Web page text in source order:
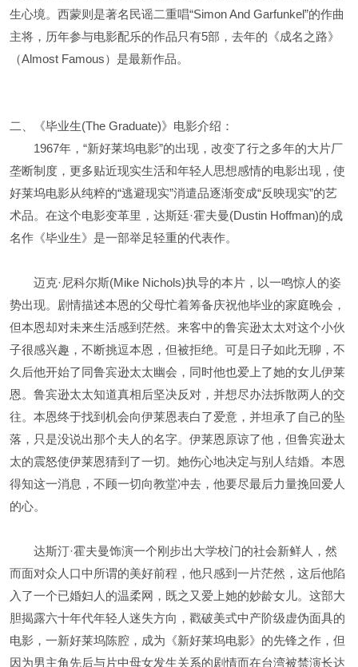
生心境。西蒙则是著名民谣二重唱“Simon And Garfunkel”的作曲
主将，历年参与电影配乐的作品只有5部，去年的《成名之路》
（Almost Famous）是最新作品。
二、《毕业生(The Graduate)》电影介绍：
1967年，“新好莱坞电影”的出现，改变了行之多年的大片厂
垄断制度，更多贴近现实生活和年轻人思想感情的电影出现，使
好莱坞电影从纯粹的“逃避现实”消遣品逐渐变成“反映现实”的艺
术品。在这个电影变革里，达斯廷·霍夫曼(Dustin Hoffman)的成
名作《毕业生》是一部举足轻重的代表作。
迈克·尼科尔斯(Mike Nichols)执导的本片，以一鸣惊人的姿
势出现。剧情描述本恩的父母忙着筹备庆祝他毕业的家庭晚会，
但本恩却对未来生活感到茫然。来客中的鲁宾逊太太对这个小伙
子很感兴趣，不断挑逗本恩，但被拒绝。可是日子如此无聊，不
久后他开始了同鲁宾逊太太幽会，同时他也爱上了她的女儿伊莱
恩。鲁宾逊太太知道真相后坚决反对，并想尽办法拆散两人的交
往。本恩终于找到机会向伊莱恩表白了爱意，并坦承了自己的坠
落，只是没说出那个夫人的名字。伊莱恩原谅了他，但鲁宾逊太
太的震怒使伊莱恩猜到了一切。她伤心地决定与别人结婚。本恩
得知这一消息，不顾一切向教堂冲去，他要尽最后力量挽回爱人
的心。
达斯汀·霍夫曼饰演一个刚步出大学校门的社会新鲜人，然
而面对众人口中所谓的美好前程，他只感到一片茫然，这后他陷
入了一个已婚妇人的温柔网，既之又爱上她的妙龄女儿。这部大
胆揭露六十年代年轻人迷失方向，戳破美式中产阶级虚伪面具的
电影，一新好莱坞陈腔，成为《新好莱坞电影》的先锋之作，但
因为男主角先后与片中母女发生关系的剧情而在台湾被禁演长达